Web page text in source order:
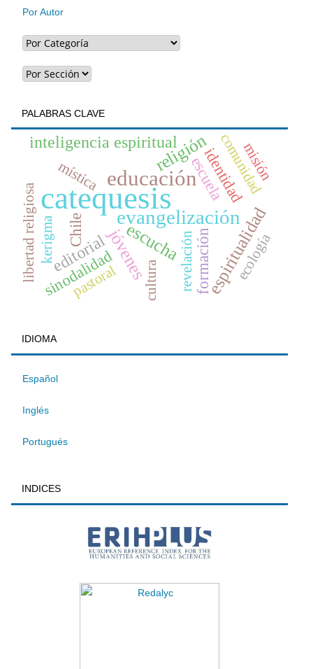
Por Autor
PALABRAS CLAVE
catequesis
educación
evangelización
escucha
jóvenes espiritualidad
religión
inteligencia espiritual
editorial
Chile formación
escuela
identidad
sinodalidad cultura
mística
revelación
comunidad
ecología
libertad religiosa pastoral
kerigma
misión
IDIOMA
Español
Inglés
Portugués
INDICES